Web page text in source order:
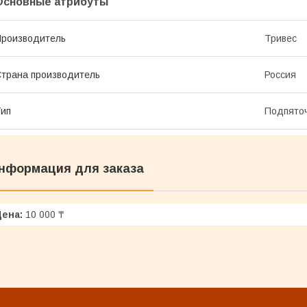
Тривес
производитель Россия
для заказа
10 000 ₸